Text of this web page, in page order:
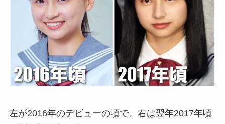
左が2016年のデビューの頃で、右は翌年2017年頃